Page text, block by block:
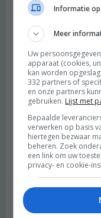
ben benieuwd naar
Beantwoorden
Silkeschreef:
2019 OM
Wat is dit goed
breedste zin
mensen zich willen
helemaal mee eens.
weer een voorbeeld
het nooit zo op
doet! Haha en alle
zou kijken.
Ik ben benieuwd naar
Informatie
Meer
Uw
apparaat (cookies,
kan worden
332 partners of
en onze partners
gebruiken. Lijst met
Bepaalde
verwerken op basis
hiertegen bezwaar
beheren. Zoek
een link om uw
privacy- en cookie-